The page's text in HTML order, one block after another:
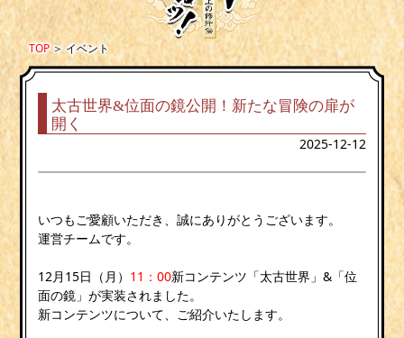
TOP＞イベント
太古世界&位面の鏡公開！新たな冒険の扉が
開く
2025-12-12
いつもご愛顧いただき、誠にありがとうございます。
運営チームです。
12月15日（月） 11：00新コンテンツ「太古世界」&「位
面の鏡」が実装されました。
新コンテンツについて、ご紹介いたします。